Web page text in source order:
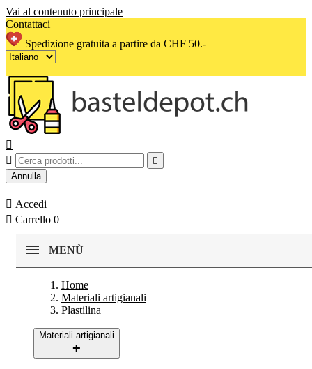
Vai al contenuto principale
Contattaci
Spedizione gratuita a partire da CHF 50.-



Annulla
 Accedi
 Carrello 0
MENÙ
Home
Materiali artigianali
Plastilina
Materiali artigianali